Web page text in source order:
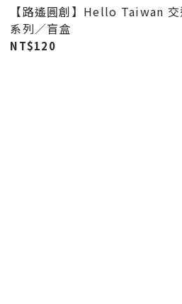
【路遙圓創】Hello Taiwan 交
系列／盲盒
NT$120